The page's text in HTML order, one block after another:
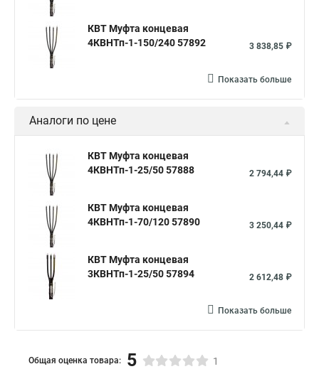
КВТ Муфта концевая
4КВНТп-1-150/240 57892
3 838,85 ₽
Показать больше
Аналоги по цене
КВТ Муфта концевая
4КВНТп-1-25/50 57888
2 794,44 ₽
КВТ Муфта концевая
4КВНТп-1-70/120 57890
3 250,44 ₽
КВТ Муфта концевая
3КВНТп-1-25/50 57894
2 612,48 ₽
Показать больше
Общая оценка товара: 5 1